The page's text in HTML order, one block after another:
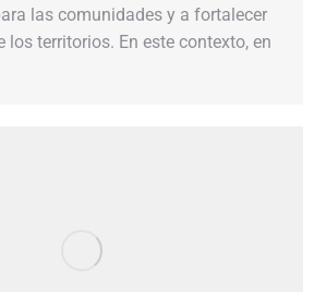
las comunidades y a fortalecer
los territorios. En este contexto, en